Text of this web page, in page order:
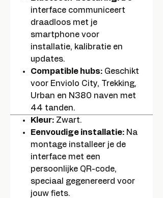
interface communiceert
draadloos met je
smartphone voor
installatie, kalibratie en
updates.
Compatible hubs: Geschikt
voor Enviolo City, Trekking,
Urban en N380 naven met
44 tanden.
Kleur: Zwart.
Eenvoudige installatie: Na
montage installeer je de
interface met een
persoonlijke QR-code,
speciaal gegenereerd voor
jouw fiets.